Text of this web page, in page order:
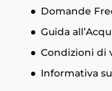
Domande
Guida
Condizioni di
Informativa